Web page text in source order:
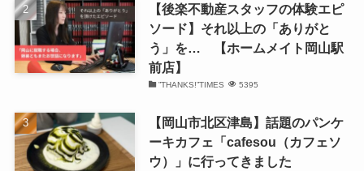
【後楽不動産スタッフの体験エピ
ソード】それ以上の「ありがと
う」を… 【ホームメイト岡山駅
前店】
”THANKS!”TIMES 5395
【岡山市北区津島】話題のパンケ
ーキカフェ「cafesou（カフェソ
ウ）」に行ってきました